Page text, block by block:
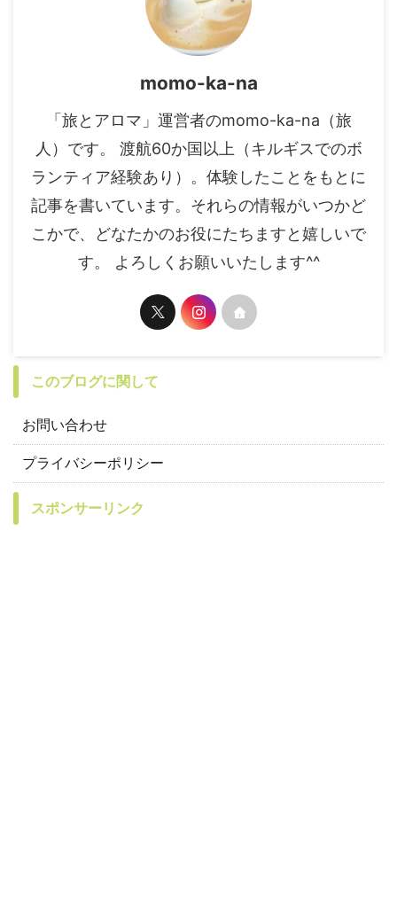
momo-ka-na
「旅とアロマ」運営者のmomo-ka-na（旅
人）です。 渡航60か国以上（キルギスでのボ
ランティア経験あり）。体験したことをもとに
記事を書いています。それらの情報がいつかど
こかで、どなたかのお役にたちますと嬉しいで
す。 よろしくお願いいたします^^
このブログに関して
お問い合わせ
プライバシーポリシー
スポンサーリンク